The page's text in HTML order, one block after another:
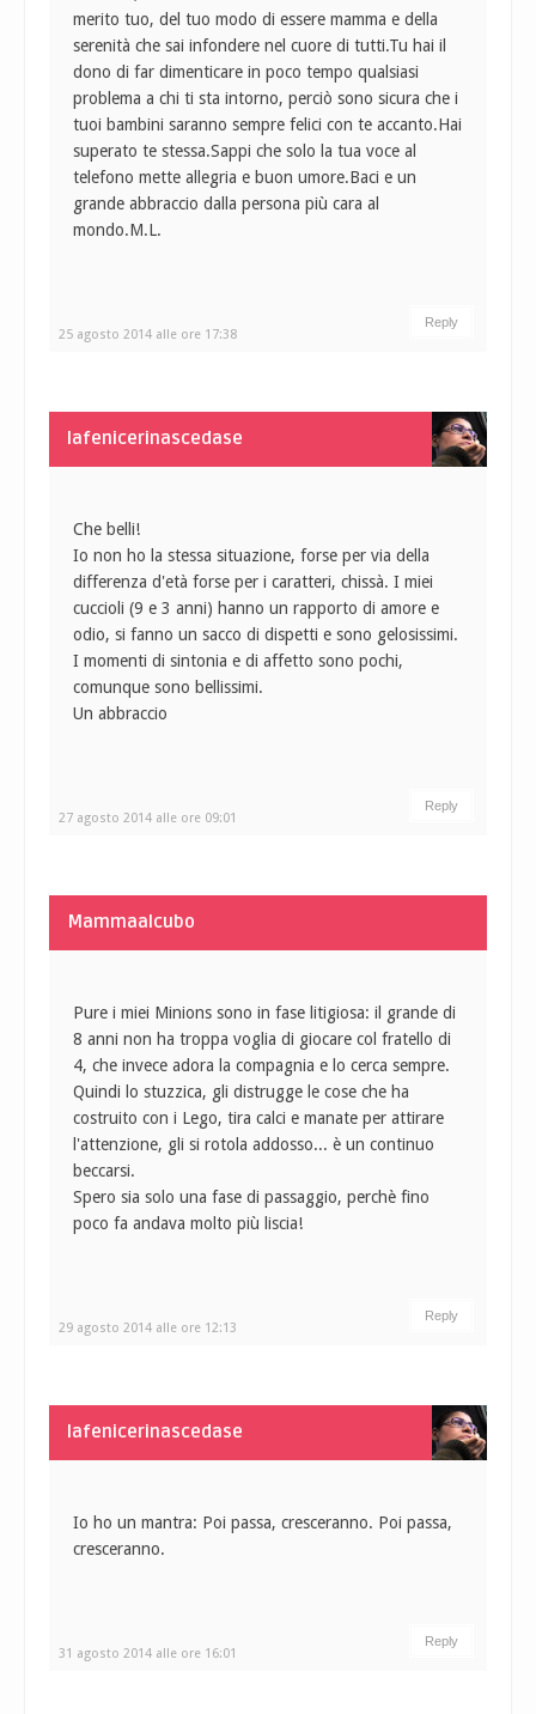
25 agosto 2014 alle ore 17:38
merito tuo, del tuo modo di essere mamma e della
serenità che sai infondere nel cuore di tutti.Tu hai il
dono di far dimenticare in poco tempo qualsiasi
problema a chi ti sta intorno, perciò sono sicura che i
tuoi bambini saranno sempre felici con te accanto.Hai
superato te stessa.Sappi che solo la tua voce al
telefono mette allegria e buon umore.Baci e un
grande abbraccio dalla persona più cara al
mondo.M.L.
Reply
lafenicerinascedase
27 agosto 2014 alle ore 09:01
Che belli!
Io non ho la stessa situazione, forse per via della
differenza d'età forse per i caratteri, chissà. I miei
cuccioli (9 e 3 anni) hanno un rapporto di amore e
odio, si fanno un sacco di dispetti e sono gelosissimi.
I momenti di sintonia e di affetto sono pochi,
comunque sono bellissimi.
Un abbraccio
Reply
Mammaalcubo
29 agosto 2014 alle ore 12:13
Pure i miei Minions sono in fase litigiosa: il grande di
8 anni non ha troppa voglia di giocare col fratello di
4, che invece adora la compagnia e lo cerca sempre.
Quindi lo stuzzica, gli distrugge le cose che ha
costruito con i Lego, tira calci e manate per attirare
l'attenzione, gli si rotola addosso... è un continuo
beccarsi.
Spero sia solo una fase di passaggio, perchè fino
poco fa andava molto più liscia!
Reply
lafenicerinascedase
31 agosto 2014 alle ore 16:01
Io ho un mantra: Poi passa, cresceranno. Poi passa,
cresceranno.
Reply